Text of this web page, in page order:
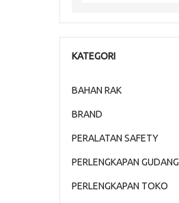
KATEGORI
BAHAN RAK
BRAND
PERALATAN SAFETY
PERLENGKAPAN GUDANG
PERLENGKAPAN TOKO